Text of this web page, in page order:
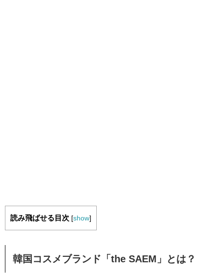
読み飛ばせる目次 [show]
韓国コスメブランド「the SAEM」とは？